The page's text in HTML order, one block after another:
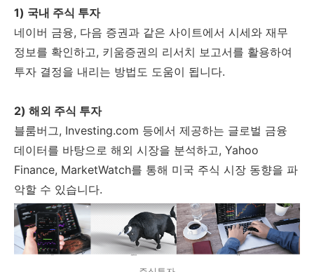
1) 국내 주식 투자
네이버 금융, 다음 증권과 같은 사이트에서 시세와 재무
정보를 확인하고, 키움증권의 리서치 보고서를 활용하여
투자 결정을 내리는 방법도 도움이 됩니다.
2) 해외 주식 투자
블룸버그, Investing.com 등에서 제공하는 글로벌 금융
데이터를 바탕으로 해외 시장을 분석하고, Yahoo
Finance, MarketWatch를 통해 미국 주식 시장 동향을 파
악할 수 있습니다.